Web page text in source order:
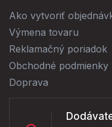
Ako vytvoriť
Výmena tovaru
Reklamačný poriadok
Obchodné podmienky
Doprava